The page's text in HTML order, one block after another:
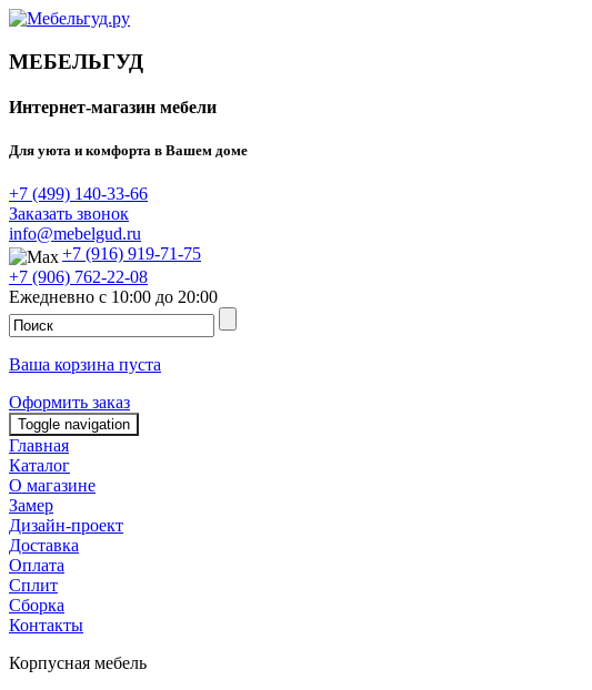
МЕБЕЛЬГУД
Интернет-магазин мебели
Для уюта и комфорта в Вашем доме
+7 (499) 140-33-66
Заказать звонок
info@mebelgud.ru
+7 (916) 919-71-75
+7 (906) 762-22-08
Ежедневно с 10:00 до 20:00
Ваша корзина пуста
Оформить заказ
Toggle navigation
Главная
Каталог
О магазине
Замер
Дизайн-проект
Доставка
Оплата
Сплит
Сборка
Контакты
Корпусная мебель